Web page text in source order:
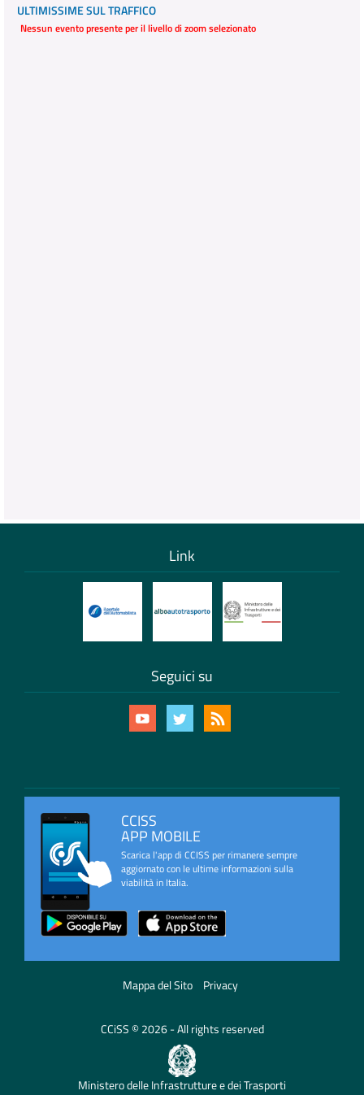
ULTIMISSIME SUL TRAFFICO
Nessun evento presente per il livello di zoom selezionato
Link
Seguici su
CCISS
APP MOBILE
Scarica l'app di CCISS per rimanere sempre
aggiornato con le ultime informazioni sulla
viabilità in Italia.
Mappa del Sito Privacy
CCiSS © 2026 - All rights reserved
Ministero delle Infrastrutture e dei Trasporti